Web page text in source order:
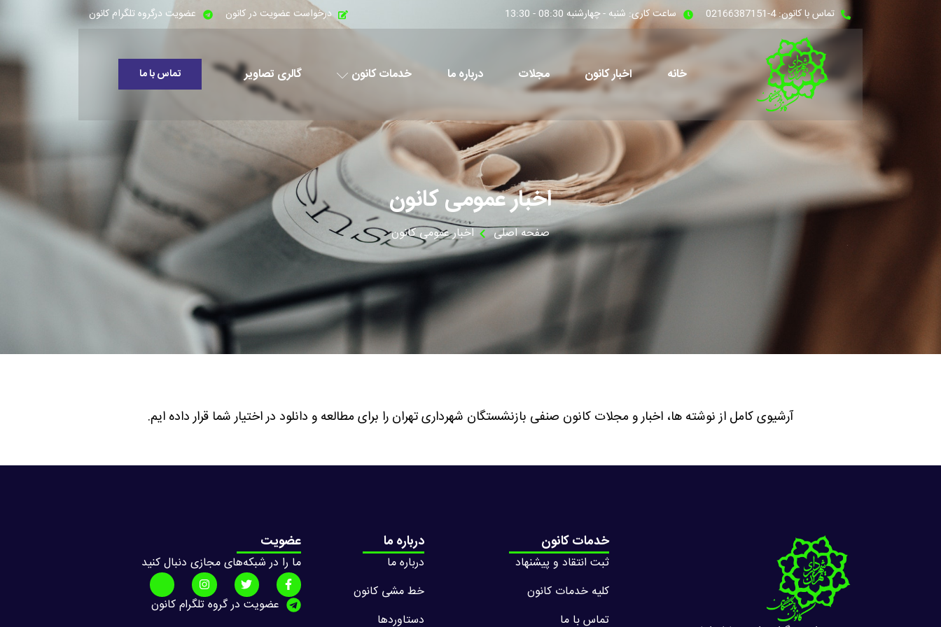
تماس با کانون: 4-02166387151 ساعت کاری: شنبه - چهارشنبه 08:30 - 13:30 درخواست عضویت در کانون عضویت درگروه تلگرام کانون
خانه اخبار کانون مجلات درباره ما خدمات کانون گالری تصاویر تماس با ما
اخبار عمومی کانون
صفحه اصلی اخبار عمومی کانون
آرشیوی کامل از نوشته ها، اخبار و مجلات کانون صنفی بازنشستگان شهرداری تهران را برای مطالعه و دانلود در اختیار شما قرار داده ایم.
خدمات کانون
ثبت انتقاد و پیشنهاد
کلیه خدمات کانون
تماس با ما
درباره ما
درباره ما
خط مشی کانون
دستاوردها
عضویت
ما را در شبکه‌های مجازی دنبال کنید
عضویت در گروه تلگرام کانون